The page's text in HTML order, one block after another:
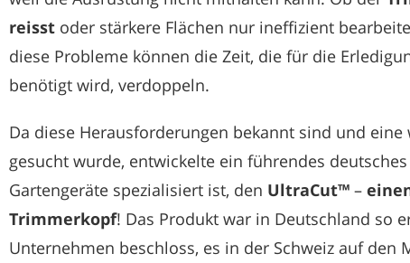
reisst oder stärkere Flächen nur ineffizient
diese Probleme können die Zeit, die für die
benötigt wird, verdoppeln.
Da diese Herausforderungen bekannt sind und
gesucht wurde, entwickelte ein führendes
Gartengeräte spezialisiert ist, den UltraCut™ –
Trimmerkopf! Das Produkt war in Deutschland so
Unternehmen beschloss, es in der Schweiz auf den